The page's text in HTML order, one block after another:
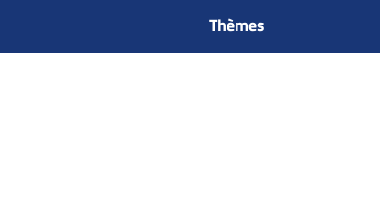
Thèmes